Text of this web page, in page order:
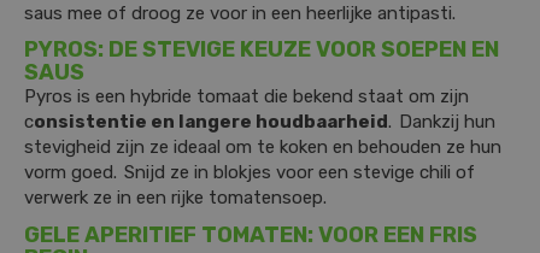
saus mee of droog ze voor in een heerlijke antipasti.
PYROS: DE STEVIGE KEUZE VOOR SOEPEN EN
SAUS
Pyros is een hybride tomaat die bekend staat om zijn
consistentie en langere houdbaarheid. Dankzij hun
stevigheid zijn ze ideaal om te koken en behouden ze hun
vorm goed. Snijd ze in blokjes voor een stevige chili of
verwerk ze in een rijke tomatensoep.
GELE APERITIEF TOMATEN: VOOR EEN FRIS